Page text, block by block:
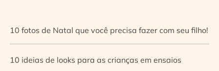
10 fotos de Natal que você precisa fazer com seu filho!
10 ideias de looks para as crianças em ensaios